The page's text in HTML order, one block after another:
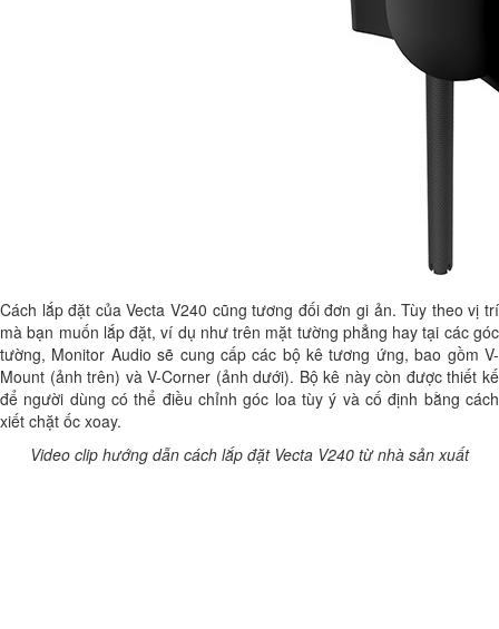
Cách lắp đặt của Vecta V240 cũng tương đối đơn gi ản. Tùy theo vị trí
mà bạn muốn lắp đặt, ví dụ như trên mặt tường phẳng hay tại các góc
tường, Monitor Audio sẽ cung cấp các bộ kê tương ứng, bao gồm V-
Mount (ảnh trên) và V-Corner (ảnh dưới). Bộ kê này còn được thiết kế
để người dùng có thể điều chỉnh góc loa tùy ý và cố định bằng cách
xiết chặt ốc xoay.
Video clip hướng dẫn cách lắp đặt Vecta V240 từ nhà sản xuất